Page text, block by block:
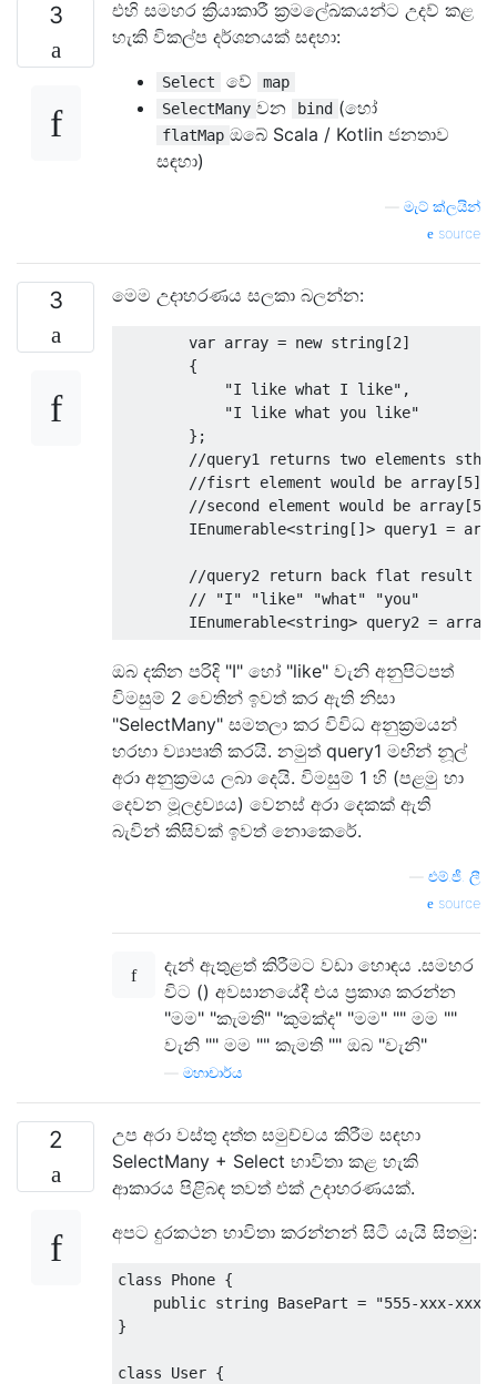
3
එහි සමහර ක්‍රියාකාරී ක්‍රමලේඛකයන්ට උදව් කළ
හැකි විකල්ප දර්ශනයක් සඳහා:
Select වේ
map
SelectMany වන bind (හෝ
flatMap ඔබේ Scala / Kotlin ජනතාව
සඳහා)
මැට් ක්ලයින්
source
3 මෙම උදාහරණය සලකා බලන්න:
var array = new string [2]
{
"I like what I like" ,
"I like what you like"
};
//query1 returns two elements
//fisrt element would be
//second element would be
IEnumerable<string []> query1 =
//query2 return back flat result
// "I" "like" "what" "you"
IEnumerable<string> query2 = array
ඔබ දකින පරිදි "I" හෝ "like" වැනි අනුපිටපත්
විමසුම් 2 වෙතින් ඉවත් කර ඇති නිසා
"SelectMany" සමතලා කර විවිධ අනුක්‍රමයන්
හරහා ව්‍යාපෘති කරයි. නමුත් query1 මඟින් නූල්
අරා අනුක්‍රමය ලබා දෙයි. විමසුම් 1 හි (පළමු හා
දෙවන මූලද්‍රව්‍යය) වෙනස් අරා දෙකක් ඇති
බැවින් කිසිවක් ඉවත් නොකෙරේ.
එම්.ජී. ලී
source
දැන් ඇතුළත් කිරීමට වඩා හොඳය .සමහර
විට () අවසානයේදී එය ප්‍රකාශ කරන්න
"මම" "කැමති" "කුමක්ද" "මම" "" මම ""
වැනි "" මම "" කැමති "" ඔබ "වැනි"
මහාචාර්ය
2
උප අරා වස්තු දත්ත සමුච්චය කිරීම සඳහා
SelectMany + Select භාවිතා කළ හැකි
ආකාරය පිළිබඳ තවත් එක් උදාහරණයක්.
අපට දුරකථන භාවිතා කරන්නන් සිටී යැයි සිතමු:
class Phone {
public string BasePart = "555-xxx-xxx"
}
class User {